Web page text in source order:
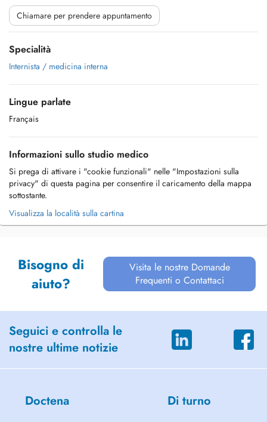
Chiamare per prendere appuntamento
Specialità
Internista / medicina interna
Lingue parlate
Français
Informazioni sullo studio medico
Si prega di attivare i "cookie funzionali" nelle "Impostazioni sulla
privacy" di questa pagina per consentire il caricamento della mappa
sottostante.
Visualizza la località sulla cartina
Bisogno di
aiuto?
Visita le nostre Domande
Frequenti o Contattaci
Seguici e controlla le
nostre ultime notizie
Doctena Di turno